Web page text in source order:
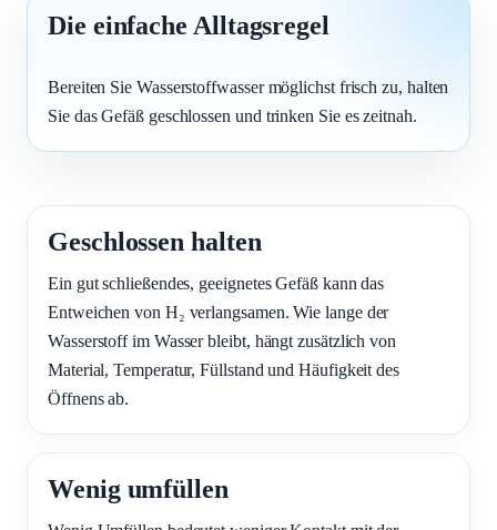
Die einfache Alltagsregel
Bereiten Sie Wasserstoffwasser möglichst frisch zu, halten
Sie das Gefäß geschlossen und trinken Sie es zeitnah.
Geschlossen halten
Ein gut schließendes, geeignetes Gefäß kann das
Entweichen von H₂ verlangsamen. Wie lange der
Wasserstoff im Wasser bleibt, hängt zusätzlich von
Material, Temperatur, Füllstand und Häufigkeit des
Öffnens ab.
Wenig umfüllen